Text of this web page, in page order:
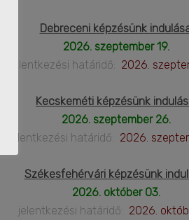
Debreceni képzésünk
2026. szeptember 19.
Jelentkezési határidő: 2026.
Kecskeméti képzésünk
2026. szeptember 26.
Jelentkezési határidő: 2026.
Székesfehérvári képzésünk
2026. október 03.
jelentkezési határidő: 2026.